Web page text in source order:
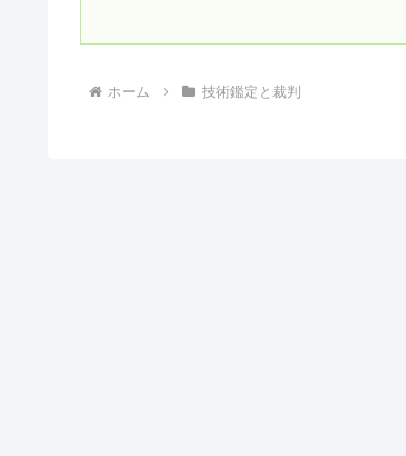
ホーム 技術鑑定と裁判